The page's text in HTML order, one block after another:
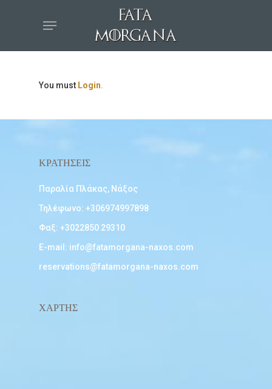
You must Login.
ΚΡΑΤΗΣΕΙΣ
Παραλία Πλάκας, Νάξος
Τηλέφωνο: +306974997898
Φαξ: +3022850 29310
E-mail: info@fatamorgana-naxos.com
reservations@fatamorgana-naxos.com
ΧΑΡΤΗΣ